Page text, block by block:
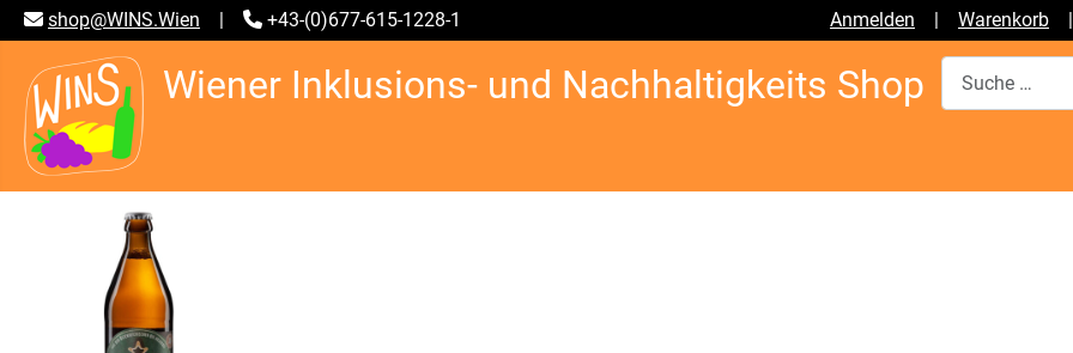
shop@WINS.Wien | +43-(0)677-615-1228-1 Anmelden | Warenkorb
Wiener Inklusions- und Nachhaltigkeits Shop Suchen